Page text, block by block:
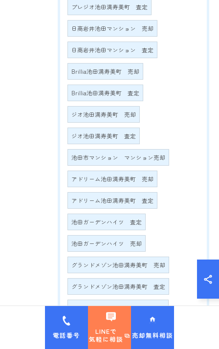
プレジオ池田満寿美町 査定
日商岩井池田マンション 売却
日商岩井池田マンション 査定
Brillia池田満寿美町 売却
Brillia池田満寿美町 査定
ジオ池田満寿美町 売却
ジオ池田満寿美町 査定
池田市マンション マンション売却
アドリーム池田満寿美町 売却
アドリーム池田満寿美町 査定
池田ガーデンハイツ 査定
池田ガーデンハイツ 売却
グランドメゾン池田満寿美町 売却
グランドメゾン池田満寿美町 査定
グランドメゾン満寿美町2016 売却
グランドメゾン満寿美町2016 査定
電話番号
LINEで
気軽に相談
売却無料相談